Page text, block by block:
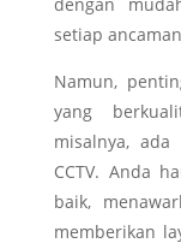
dengan
setiap
Namun,
yang
misalnya, ada
CCTV. Anda
baik,
memberikan